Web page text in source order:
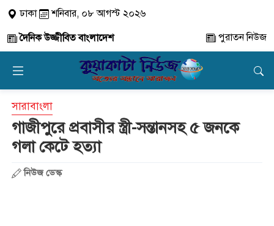
ঢাকা
শনিবার, ০৮ আগস্ট ২০২৬
দৈনিক উজ্জীবিত বাংলাদেশ
পুরাতন নিউজ
সারাবাংলা
গাজীপুরে প্রবাসীর স্ত্রী-সন্তানসহ ৫ জনকে
গলা কেটে হত্যা
নিউজ ডেস্ক